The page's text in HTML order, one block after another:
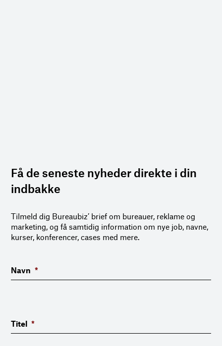
Få de seneste nyheder direkte i din
indbakke
Tilmeld dig Bureaubiz’ brief om bureauer, reklame og
marketing, og få samtidig information om nye job, navne,
kurser, konferencer, cases med mere.
Navn *
Titel *